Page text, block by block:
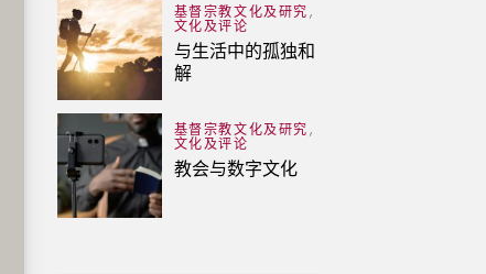
基督宗教文化及研究 ,
文化及评论
与生活中的孤独和
解
基督宗教文化及研究 ,
文化及评论
教会与数字文化